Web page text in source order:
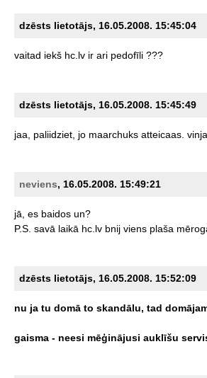
dzēsts lietotājs, 16.05.2008. 15:45:04
vaitad iekš hc.lv ir ari pedofīli ???
dzēsts lietotājs, 16.05.2008. 15:45:49
jaa, paliidziet, jo maarchuks atteicaas.
neviens, 16.05.2008. 15:49:21
jā, es baidos un?
P.S. savā laikā hc.lv bnij viens plaša
dzēsts lietotājs, 16.05.2008. 15:52:09
nu ja tu domā to skandālu, tad
gaisma - neesi mēģinājusi auklīšu